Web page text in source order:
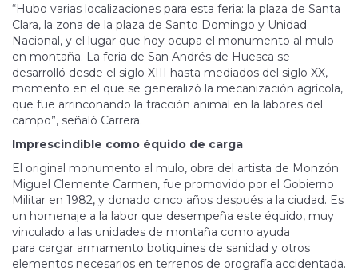
“Hubo varias localizaciones para esta feria: la plaza de Santa
Clara, la zona de la plaza de Santo Domingo y Unidad
Nacional, y el lugar que hoy ocupa el monumento al mulo
en montaña. La feria de San Andrés de Huesca se
desarrolló desde el siglo XIII hasta mediados del siglo XX,
momento en el que se generalizó la mecanización agrícola,
que fue arrinconando la tracción animal en la labores del
campo”, señaló Carrera.
Imprescindible como équido de carga
El original monumento al mulo, obra del artista de Monzón
Miguel Clemente Carmen, fue promovido por el Gobierno
Militar en 1982, y donado cinco años después a la ciudad. Es
un homenaje a la labor que desempeña este équido, muy
vinculado a las unidades de montaña como ayuda
para cargar armamento botiquines de sanidad y otros
elementos necesarios en terrenos de orografía accidentada.